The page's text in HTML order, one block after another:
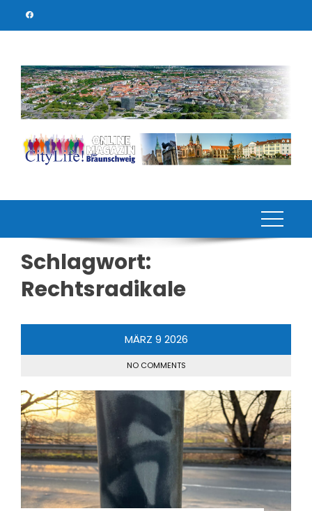
Schlagwort:
Rechtsradikale
MÄRZ 9 2026
NO COMMENTS